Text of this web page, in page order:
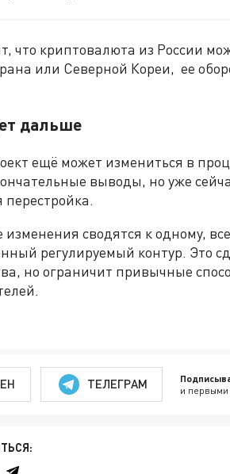
что криптовалюта из России
или Северной Кореи, ее
дальше
ещё может измениться в
выводы, но уже
перестройка.
сводятся к одному,
регулируемый контур. Это
но ограничит привычные
ТЕЛЕГРАМ и первыми